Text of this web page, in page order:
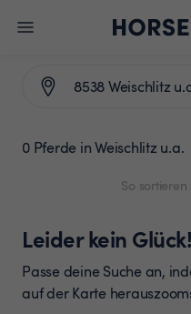
0 Pferde in Weischlitz u.a.
So
Leider kein Glück!
Passe deine Suche an,
auf der Karte